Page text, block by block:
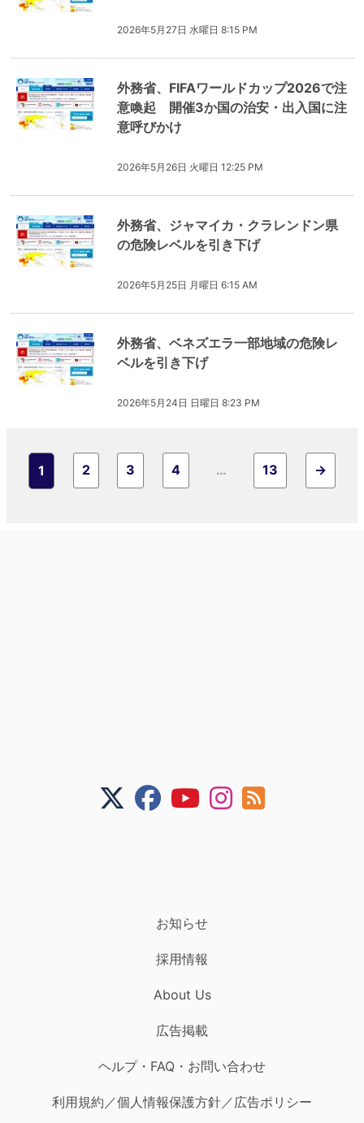
2026年5月27日 水曜日 8:15 PM
外務省、FIFAワールドカップ2026で注
意喚起 開催3か国の治安・出入国に注
意呼びかけ
2026年5月26日 火曜日 12:25 PM
外務省、ジャマイカ・クラレンドン県
の危険レベルを引き下げ
2026年5月25日 月曜日 6:15 AM
外務省、ベネズエラ一部地域の危険レ
ベルを引き下げ
2026年5月24日 日曜日 8:23 PM
1 2 3 4 … 13 →
お知らせ
採用情報
About Us
広告掲載
ヘルプ・FAQ・お問い合わせ
利用規約／個人情報保護方針／広告ポリシー